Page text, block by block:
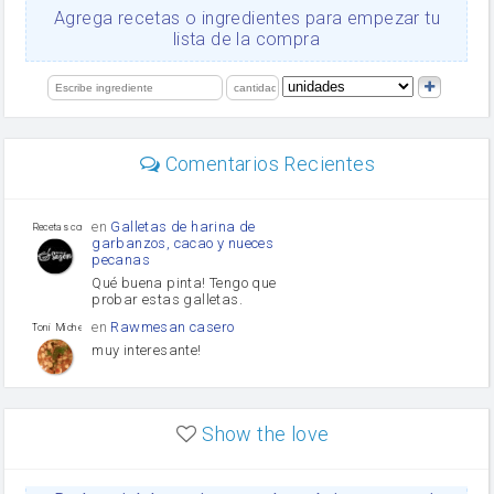
Ajos
salsa de soja
limón
Agrega recetas o ingredientes para empezar tu
lista de la compra
Comentarios Recientes
Recetas con sazon
en Galletas de harina de
garbanzos, cacao y nueces
pecanas
Qué buena pinta! Tengo que
probar estas galletas.
Toni Michel Caubet
en Rawmesan casero
muy interesante!
enLasaña casera fácil y
Show the love